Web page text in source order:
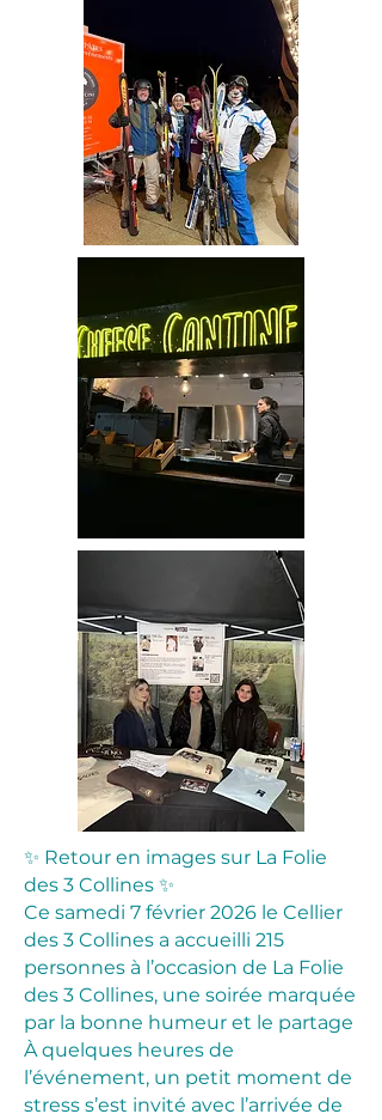
✨ Retour en images sur La Folie
des 3 Collines ✨
Ce samedi 7 février 2026 le Cellier
des 3 Collines a accueilli 215
personnes à l’occasion de La Folie
des 3 Collines, une soirée marquée
par la bonne humeur et le partage
À quelques heures de
l’événement, un petit moment de
stress s’est invité avec l’arrivée de